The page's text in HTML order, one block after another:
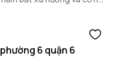
6 quận 6